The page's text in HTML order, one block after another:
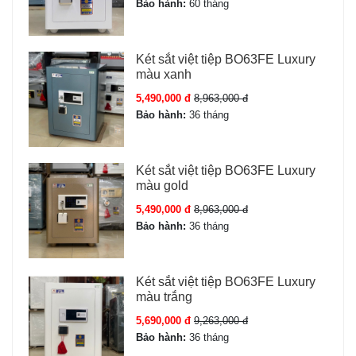
25AC) có tính năng cảnh báo trộm, thông báo cho bạn
khi có hoạt động bất thường xảy ra, thường khóa điện
tử và khóa vân tay
Phụ kiện Két sắt Welko HS25AC khóa
điện tử
- Khi bạn muaKét sắt mini welko HS25AC, két sắt
khóa điện tử (Mã: HS-DTW-25AC)
bao gồm:
+ Bộ Pin chuyên dụng choKét sắt mini welko HS25AC,
két sắt khóa điện tử (Mã: HS-DTW-25AC)
+ Hướng dẫn sử dụngKét sắt mini welko HS25AC, két
sắt khóa điện tử (Mã: HS-DTW-25AC)
Bảo hành: 60 tháng
Két sắt việt tiệp BO63FE Luxury
màu xanh
5,490,000 đ 8,963,000 đ
Bảo hành: 36 tháng
Két sắt việt tiệp BO63FE Luxury
màu gold
5,490,000 đ 8,963,000 đ
Bảo hành: 36 tháng
Két sắt việt tiệp BO63FE Luxury
màu trắng
5,690,000 đ 9,263,000 đ
Bảo hành: 36 tháng